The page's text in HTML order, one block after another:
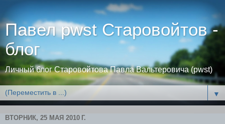
Павел pwst Старовойтов -
блог
Личный блог Старовойтова Павла Вальтеровича (pwst)
▼
ВТОРНИК, 25 МАЯ 2010 Г.